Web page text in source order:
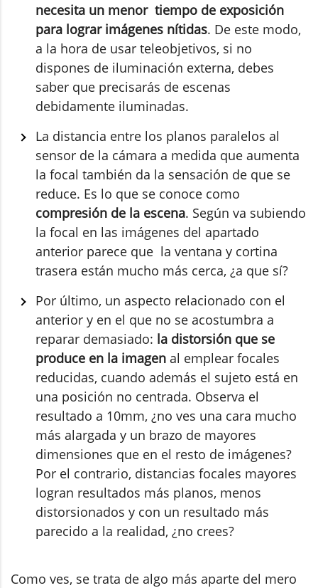
necesita un menor tiempo de exposición
para lograr imágenes nítidas. De este modo,
a la hora de usar teleobjetivos, si no
dispones de iluminación externa, debes
saber que precisarás de escenas
debidamente iluminadas.
La distancia entre los planos paralelos al
sensor de la cámara a medida que aumenta
la focal también da la sensación de que se
reduce. Es lo que se conoce como
compresión de la escena. Según va subiendo
la focal en las imágenes del apartado
anterior parece que la ventana y cortina
trasera están mucho más cerca, ¿a que sí?
Por último, un aspecto relacionado con el
anterior y en el que no se acostumbra a
reparar demasiado: la distorsión que se
produce en la imagen al emplear focales
reducidas, cuando además el sujeto está en
una posición no centrada. Observa el
resultado a 10mm, ¿no ves una cara mucho
más alargada y un brazo de mayores
dimensiones que en el resto de imágenes?
Por el contrario, distancias focales mayores
logran resultados más planos, menos
distorsionados y con un resultado más
parecido a la realidad, ¿no crees?
Como ves, se trata de algo más aparte del mero